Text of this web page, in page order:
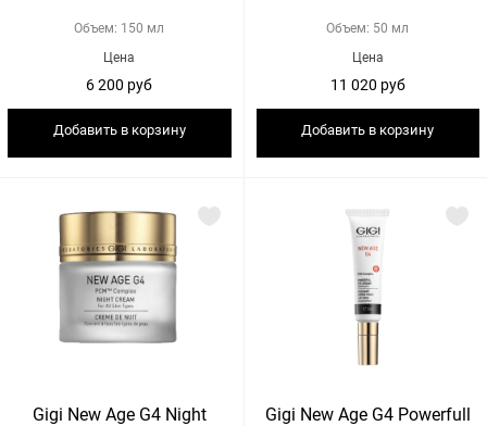
Объем: 150 мл
Цена
6 200 руб
Добавить в корзину
Объем: 50 мл
Цена
11 020 руб
Добавить в корзину
Gigi New Age G4 Night
Gigi New Age G4 Powerfull